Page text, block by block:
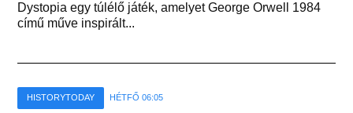
Dystopia egy túlélő játék, amelyet George Orwell 1984
című műve inspirált...
HISTORYTODAY HÉTFŐ 06:05